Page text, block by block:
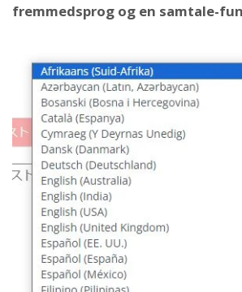
fremmedsprog og en samtale-